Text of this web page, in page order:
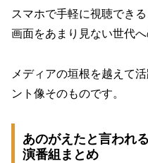
スマホで手軽に視聴でき
画面をあまり見ない世代
メディアの垣根を越えて
ント像そのものです。
あのがえたと言われ
演番組まとめ